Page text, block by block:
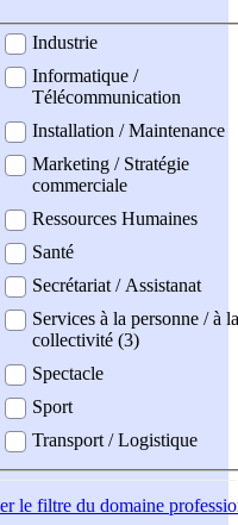
Industrie
Informatique /
Télécommunication
Installation / Maintenance
Marketing / Stratégie
commerciale
Ressources Humaines
Santé
Secrétariat / Assistanat
Services à la personne / à la
collectivité (3)
Spectacle
Sport
Transport / Logistique
le filtre du domaine